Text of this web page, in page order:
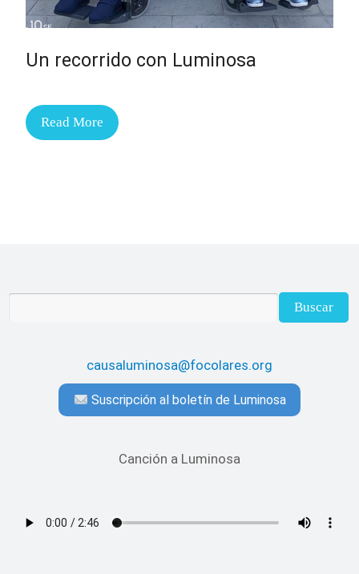
Un recorrido con Luminosa
Read More
causaluminosa@focolares.org
Suscripción al boletín de Luminosa
Canción a Luminosa